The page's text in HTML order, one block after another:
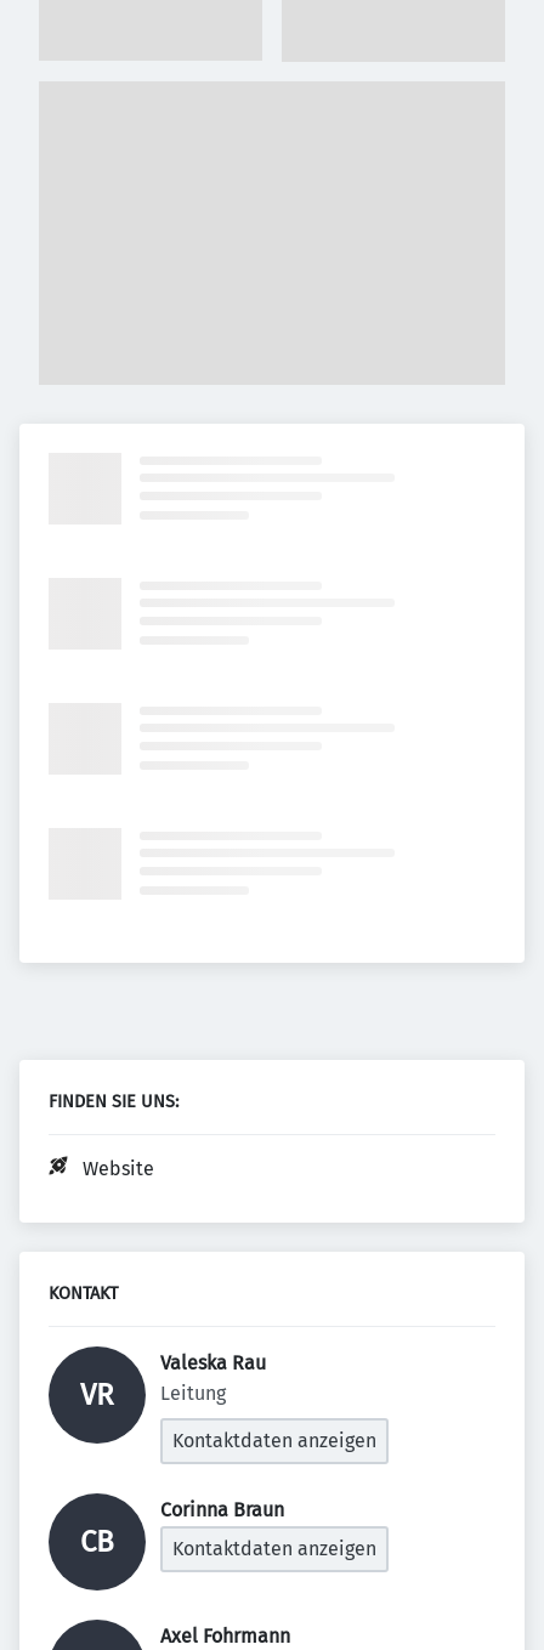
FINDEN SIE UNS:
Website
KONTAKT
VR
Valeska Rau
Leitung
Kontaktdaten anzeigen
CB
Corinna Braun
Kontaktdaten anzeigen
Axel Fohrmann